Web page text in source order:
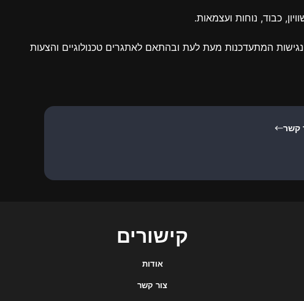
כבוד, נוחות ועצמאות.
בהתאם להנחיות הנגישות המתעדכנות מעת לעת ובהתאם לאתגרים טכנולוגיים והצעות
קשר
קישורים
אודות
צור קשר